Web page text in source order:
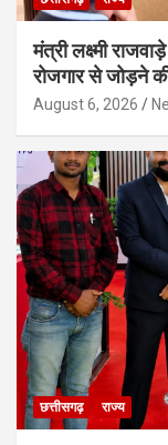
मंत्री लक्ष्मी
रोजगार से जोड़ने
August 6, 2026
छत्तीसगढ़ राज्य